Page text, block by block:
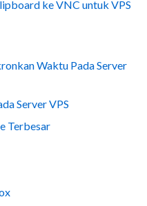
ke VNC untuk VPS
Waktu Pada Server
Server VPS
Terbesar